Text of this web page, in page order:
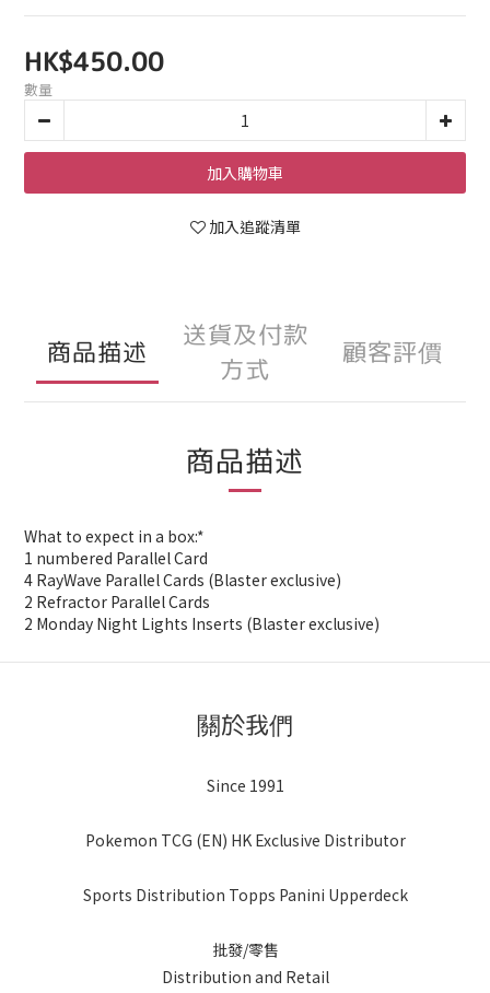
HK$450.00
數量
加入購物車
加入追蹤清單
商品描述
送貨及付款
方式
顧客評價
商品描述
What to expect in a box:*
1 numbered Parallel Card
4 RayWave Parallel Cards (Blaster exclusive)
2 Refractor Parallel Cards
2 Monday Night Lights Inserts (Blaster exclusive)
關於我們
Since 1991
Pokemon TCG (EN) HK Exclusive Distributor
Sports Distribution Topps Panini Upperdeck
批發/零售
Distribution and Retail